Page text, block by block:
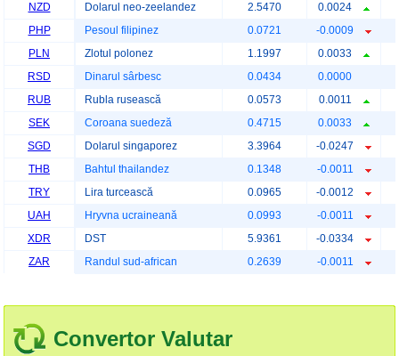
NZD
Dolarul neo-zeelandez 2.5470 0.0024
PHP
Pesoul filipinez 0.0721 -0.0009
PLN
Zlotul polonez 1.1997 0.0033
RSD
Dinarul sârbesc 0.0434 0.0000
RUB
Rubla rusească 0.0573 0.0011
SEK
Coroana suedeză 0.4715 0.0033
SGD
Dolarul singaporez 3.3964 -0.0247
THB
Bahtul thailandez 0.1348 -0.0011
TRY
Lira turcească 0.0965 -0.0012
UAH
Hryvna ucraineană 0.0993 -0.0011
XDR
DST 5.9361 -0.0334
ZAR
Randul sud-african 0.2639 -0.0011
Convertor Valutar